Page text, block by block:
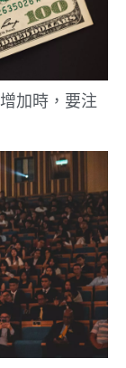
加時，要注